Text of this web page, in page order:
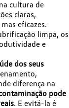
cultura de
claras,
eficazes.
limpa, os
e
dos seus
diferença na
pode
. E evitá-la é